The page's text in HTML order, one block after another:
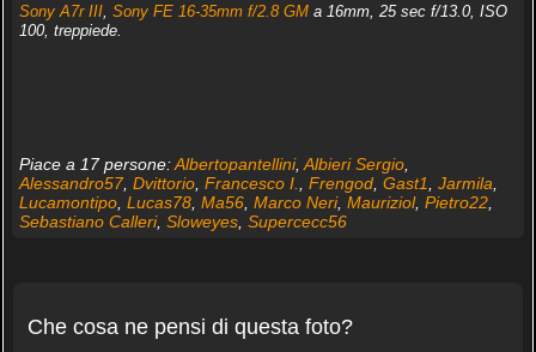
Sony A7r III, Sony FE 16-35mm f/2.8 GMa 16mm, 25 sec f/13.0, ISO
100, treppiede.
Piace a 17 persone:Albertopantellini, Albieri Sergio,
Alessandro57, Dvittorio, Francesco I. Frengod, Gast1 Jarmila
Lucamontipo, Lucas78, Ma56, Marco Neri, Mauriziol, Pietro22,
Sebastiano Calleri, Sloweyes, Supercecc56
Che cosa ne pensi di questa foto?